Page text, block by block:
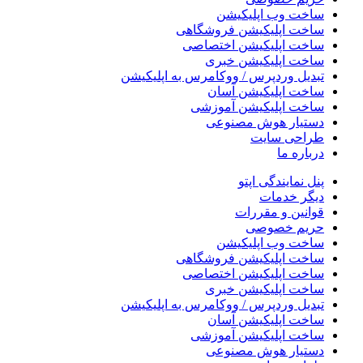
ساخت وب اپلیکیشن
ساخت اپلیکیشن فروشگاهی
ساخت اپلیکیشن اختصاصی
ساخت اپلیکیشن خبری
تبدیل وردپرس / ووکامرس به اپلیکیشن
ساخت اپلیکیشن آسان
ساخت اپلیکیشن آموزشی
دستیار هوش مصنوعی
طراحی سایت
درباره ما
پنل نمایندگی اپتو
دیگر خدمات
قوانین و مقررات
حریم خصوصی
ساخت وب اپلیکیشن
ساخت اپلیکیشن فروشگاهی
ساخت اپلیکیشن اختصاصی
ساخت اپلیکیشن خبری
تبدیل وردپرس / ووکامرس به اپلیکیشن
ساخت اپلیکیشن آسان
ساخت اپلیکیشن آموزشی
دستیار هوش مصنوعی